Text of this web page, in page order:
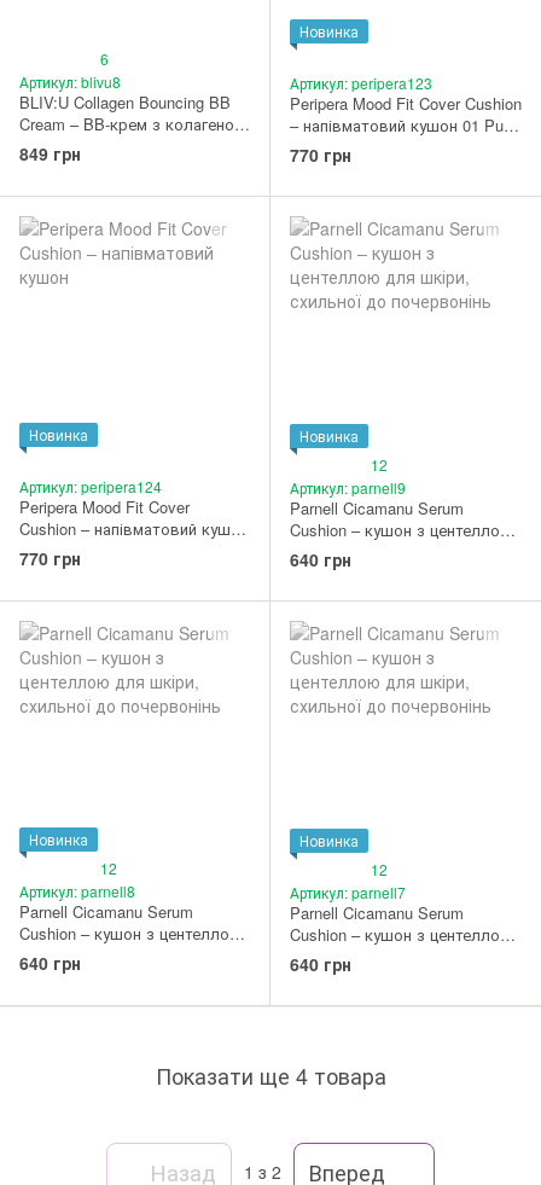
6
Артикул: blivu8
BLIV:U Collagen Bouncing BB
Cream – BB-крем з колагеном
50 мл
849 грн
Новинка
Артикул: peripera123
Peripera Mood Fit Cover Cushion
– напівматовий кушон 01 Pure
Fit
770 грн
Новинка
Артикул: peripera124
Peripera Mood Fit Cover
Cushion – напівматовий кушон
02 Ivory Fit
770 грн
Новинка
12
Артикул: parnell9
Parnell Cicamanu Serum
Cushion – кушон з центеллою
для шкіри, схильної до
почервонінь #21C Cool Rosy
640 грн
Новинка
12
Артикул: parnell8
Parnell Cicamanu Serum
Cushion – кушон з центеллою
для шкіри, схильної до
почервонінь #19N Neutral
640 грн
Новинка
12
Артикул: parnell7
Parnell Cicamanu Serum
Cushion – кушон з центеллою
для шкіри, схильної до
почервонінь #17N Fair Vanilla
640 грн
Показати ще 4 товара
Назад 1 з 2 Вперед